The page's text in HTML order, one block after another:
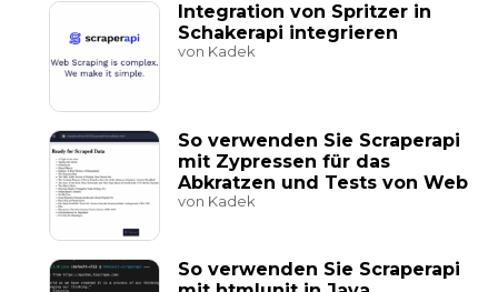
Integration von Spritzer in
Schakerapi integrieren
von Kadek
So verwenden Sie Scraperapi
mit Zypressen für das
Abkratzen und Tests von Web
von Kadek
So verwenden Sie Scraperapi